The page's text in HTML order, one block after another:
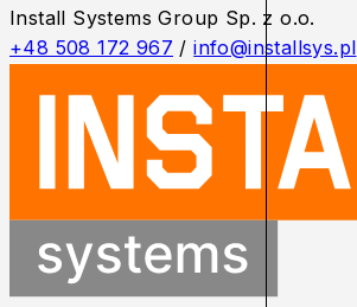
Install Systems Group Sp. z o.o.
+48 508 172 967 / info@installsys.pl